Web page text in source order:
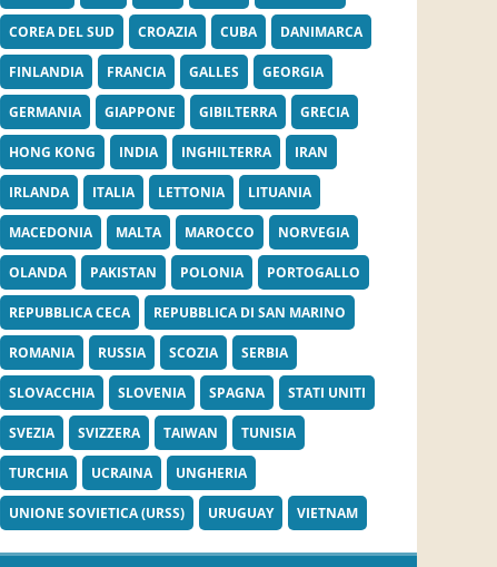
COREA DEL SUD CROAZIA CUBA DANIMARCA
FINLANDIA FRANCIA GALLES GEORGIA
GERMANIA GIAPPONE GIBILTERRA GRECIA
HONG KONG INDIA INGHILTERRA IRAN
IRLANDA ITALIA LETTONIA LITUANIA
MACEDONIA MALTA MAROCCO NORVEGIA
OLANDA PAKISTAN POLONIA PORTOGALLO
REPUBBLICA CECA REPUBBLICA DI SAN MARINO
ROMANIA RUSSIA SCOZIA SERBIA
SLOVACCHIA SLOVENIA SPAGNA STATI UNITI
SVEZIA SVIZZERA TAIWAN TUNISIA
TURCHIA UCRAINA UNGHERIA
UNIONE SOVIETICA (URSS) URUGUAY VIETNAM